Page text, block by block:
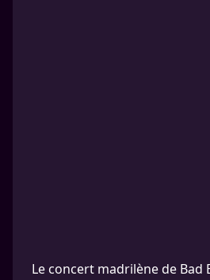
Le concert madrilène de Bad